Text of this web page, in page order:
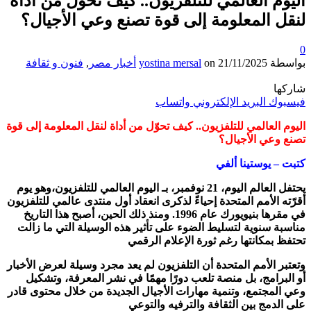
لنقل المعلومة إلى قوة تصنع وعي الأجيال؟
0
بواسطة
yostina mersal on 21/11/2025 أخبار مصر , فنون و ثقافة
شاركها
فيسبوك البريد الإلكتروني واتساب
اليوم العالمي للتلفزيون.. كيف تحوّل من أداة لنقل المعلومة إلى قوة
تصنع وعي الأجيال؟
كتبت – يوستينا ألفي
يحتفل العالم اليوم، 21 نوفمبر، بـ اليوم العالمي للتلفزيون،وهو يوم
أقرّته الأمم المتحدة إحياءً لذكرى انعقاد أول منتدى عالمي للتلفزيون
في مقرها بنيويورك عام 1996. ومنذ ذلك الحين، أصبح هذا التاريخ
مناسبة سنوية لتسليط الضوء على تأثير هذه الوسيلة التي ما زالت
تحتفظ بمكانتها رغم ثورة الإعلام الرقمي
وتعتبر الأمم المتحدة أن التلفزيون لم يعد مجرد وسيلة لعرض الأخبار
أو البرامج، بل منصة تلعب دورًا مهمًا في نشر المعرفة، وتشكيل
وعي المجتمع، وتنمية مهارات الأجيال الجديدة من خلال محتوى قادر
على الدمج بين الثقافة والترفيه والتوعي